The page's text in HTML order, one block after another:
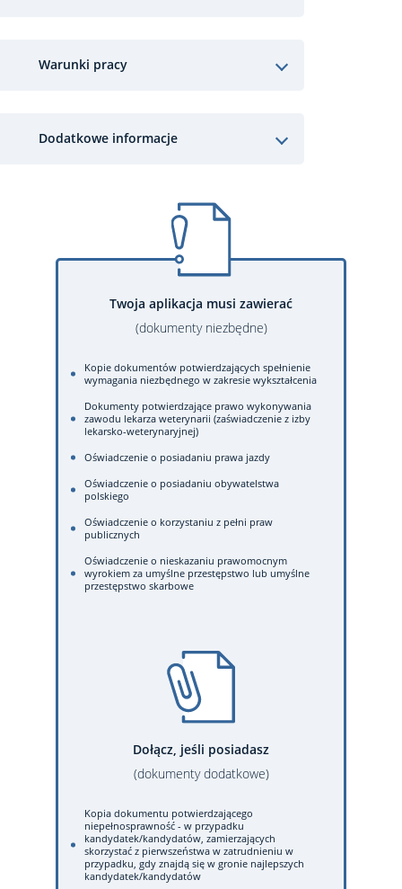
Warunki pracy
Dodatkowe informacje
Twoja aplikacja musi zawierać
(dokumenty niezbędne)
Kopie dokumentów potwierdzających spełnienie
wymagania niezbędnego w zakresie wykształcenia
Dokumenty potwierdzające prawo wykonywania
zawodu lekarza weterynarii (zaświadczenie z izby
lekarsko-weterynaryjnej)
Oświadczenie o posiadaniu prawa jazdy
Oświadczenie o posiadaniu obywatelstwa
polskiego
Oświadczenie o korzystaniu z pełni praw
publicznych
Oświadczenie o nieskazaniu prawomocnym
wyrokiem za umyślne przestępstwo lub umyślne
przestępstwo skarbowe
Dołącz, jeśli posiadasz
(dokumenty dodatkowe)
Kopia dokumentu potwierdzającego
niepełnosprawność - w przypadku
kandydatek/kandydatów, zamierzających
skorzystać z pierwszeństwa w zatrudnieniu w
przypadku, gdy znajdą się w gronie najlepszych
kandydatek/kandydatów